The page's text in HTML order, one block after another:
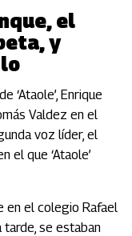
el
y
‘Ataole’, Enrique
Valdez en el
voz líder, el
el que ‘Ataole’
en el colegio Rafael
tarde, se estaban